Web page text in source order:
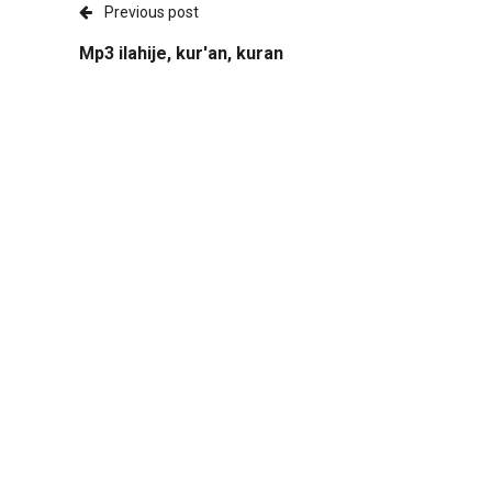
Previous post
Mp3 ilahije, kur'an, kuran